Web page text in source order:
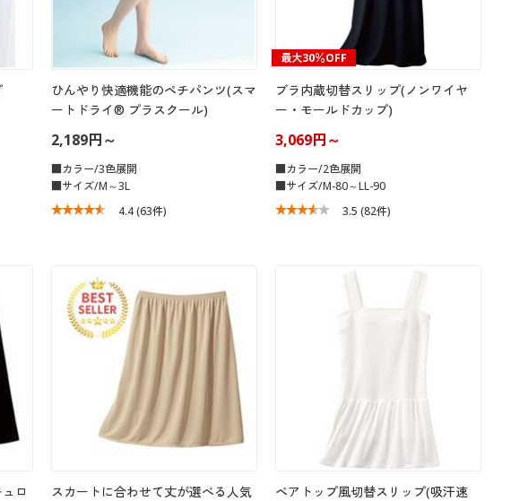
ひんやり快適機能のペチパンツ(スマ
ートドライ® プラスクール)
2,189円～
■カラー/3色展開
■サイズ/M～3L
4.4(63件)
最大30％OFF
ブラ内蔵切替スリップ(ノンワイヤ
ー・モールドカップ)
3,069円～
■カラー/2色展開
■サイズ/M-80～LL-90
3.5 (82件)
ロ
スカートに合わせて丈が選べる人気
ベアトップ風切替スリップ(吸汗速